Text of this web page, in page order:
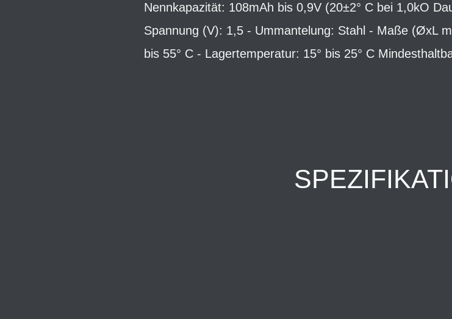
Nennkapazität: 108mAh bis 0,9V (20±2° C bei 1,0kO
Spannung (V): 1,5 - Ummantelung: Stahl - Maße (ØxL
bis 55° C - Lagertemperatur: 15° bis 25° C